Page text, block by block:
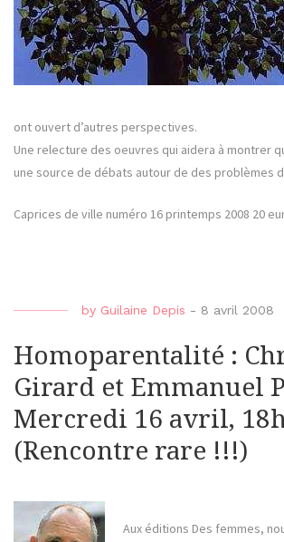
ont ouvert d’autres perspectives.
Une relecture des oeuvres qui aidera à montrer
une source de débats autour de des problèmes
Caprices de ville numéro 16 printemps 2008 20
by Guilaine Depis - 8 avril 2008
Homoparentalité :
Girard et Emmanuel
Mercredi 16 avril,
(Rencontre rare !!!)
Aux éditions Des femmes,